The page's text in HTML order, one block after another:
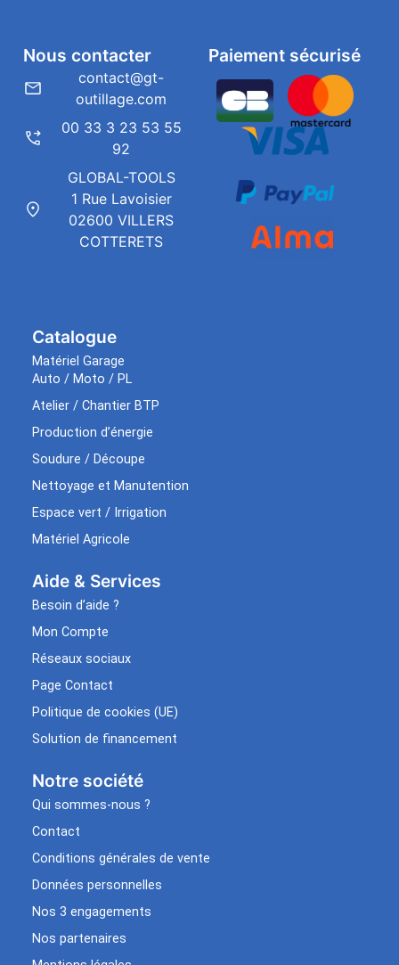
Catalogue
Matériel Garage
Auto / Moto / PL
Atelier / Chantier BTP
Production d’énergie
Soudure / Découpe
Nettoyage et Manutention
Espace vert / Irrigation
Matériel Agricole
Aide & Services​
Besoin d’aide ?
Mon Compte
Réseaux sociaux
Page Contact
Politique de cookies (UE)
Solution de financement
Notre société
Qui sommes-nous ?
Contact
Conditions générales de vente
Données personnelles
Nos 3 engagements
Nos partenaires
Paiement sécurisé
Nous contacter
contact@gt-
outillage.com
00 33 3 23 53 55
92
GLOBAL-TOOLS
1 Rue Lavoisier
02600 VILLERS
COTTERETS